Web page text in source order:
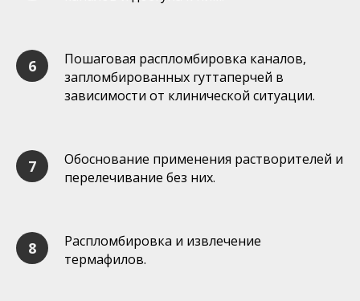
Пошаговая распломбировка каналов,
запломбированных гуттаперчей в
зависимости от клинической ситуации.
Обоснование применения растворителей и
перелечивание без них.
Распломбировка и извлечение
термафилов.